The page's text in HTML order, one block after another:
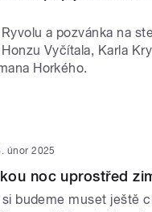
a pozvánka na
Vyčítala, Karla
Horkého.
únor 2025
noc uprostřed
budeme muset ještě